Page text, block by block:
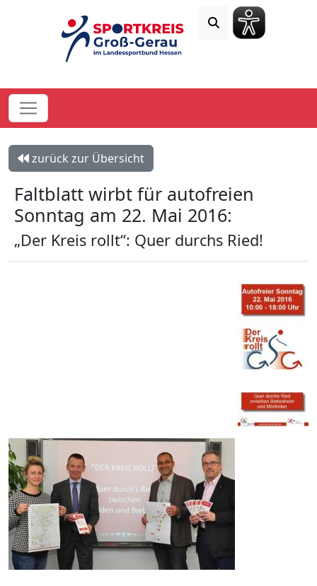
zurück zur Übersicht
Faltblatt wirbt für autofreien
Sonntag am 22. Mai 2016:
„Der Kreis rollt“: Quer durchs Ried!